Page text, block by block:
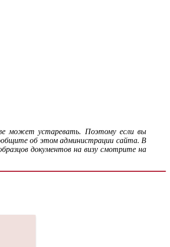
может устаревать. Поэтому если вы
об этом администрации сайта. В
документов на визу смотрите на